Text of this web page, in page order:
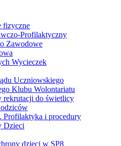
fizyczne
Profilaktyczny
Zawodowe
Wycieczek
Uczniowskiego
Klubu Wolontariatu
rekrutacji do świetlicy
Profilaktyka i procedury
Dzieci
dzieci w SP8